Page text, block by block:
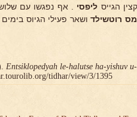
הגייס ליפסי . אף נפגשו עם
רוטשילדושאר פעילי הגיוס
Entsiklopedyah le-halutse ha-yishuv
tidhar/view/3/1395